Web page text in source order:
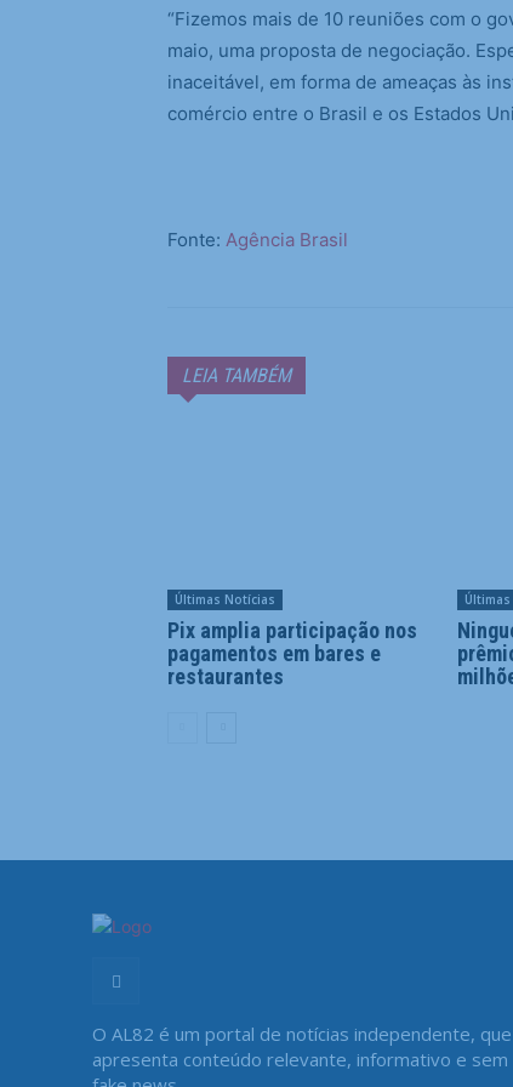
“Fizemos mais de 10 reuniões com o
maio, uma proposta de negociação.
inaceitável, em forma de ameaças às
comércio entre o Brasil e os Estados
Fonte: Agência Brasil
LEIA TAMBÉM
Últimas Notícias
Pix amplia participação nos
pagamentos em bares e
restaurantes
O AL82 é um portal de notícias independente, que
apresenta conteúdo relevante, informativo e sem